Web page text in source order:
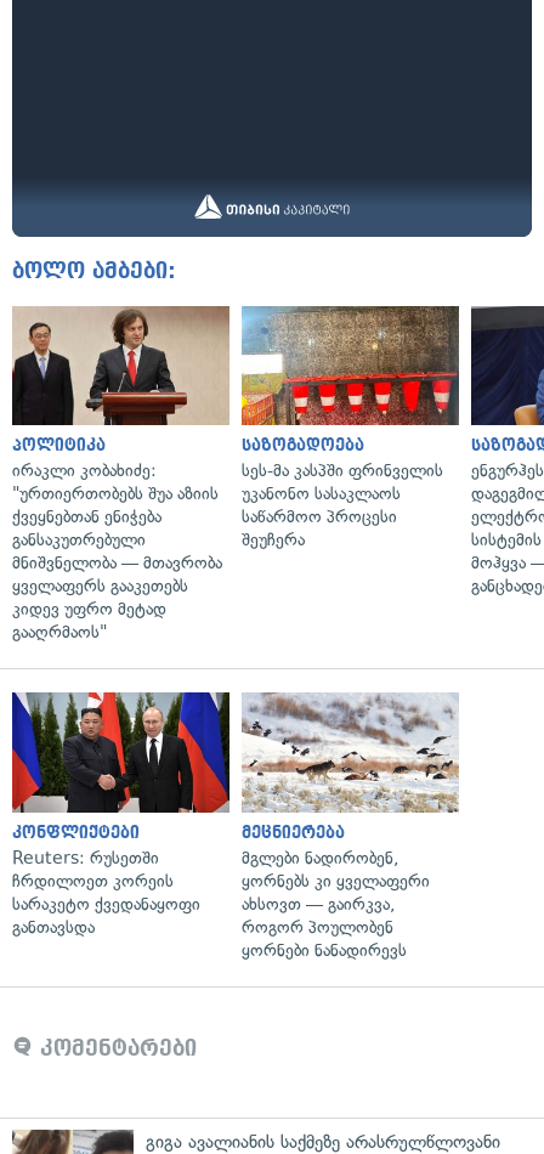
ბოლო ამბები:
პოლიტიკა
ირაკლი კობახიძე:
"ურთიერთობებს შუა აზიის
ქვეყნებთან ენიჭება
განსაკუთრებული
მნიშვნელობა — მთავრობა
ყველაფერს გააკეთებს
კიდევ უფრო მეტად
გააღრმაოს"
საზოგადოება
სეს-მა კასპში ფრინველის
უკანონო სასაკლაოს
საწარმოო პროცესი
შეუჩერა
მოჰყვა
კონფლიქტები
Reuters: რუსეთში
ჩრდილოეთ კორეის
სარაკეტო ქვედანაყოფი
განთავსდა
მეცნიერება
მგლები ნადირობენ,
ყორნებს კი ყველაფერი
ახსოვთ — გაირკვა,
როგორ პოულობენ
ყორნები ნანადირევს
კომენტარები
გიგა ავალიანის საქმეზე არასრულწლოვანი